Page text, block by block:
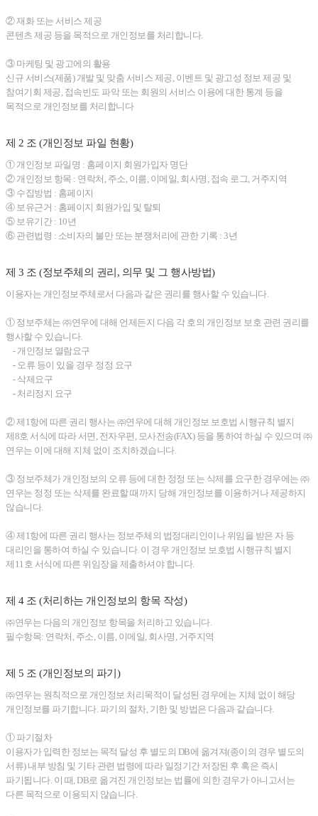
② 재화 또는 서비스 제공
콘텐츠 제공 등을 목적으로 개인정보를 처리합니다.
③ 마케팅 및 광고에의 활용
신규 서비스(제품) 개발 및 맞춤 서비스 제공, 이벤트 및 광고성 정보 제공 및
참여기회 제공, 접속빈도 파악 또는 회원의 서비스 이용에 대한 통계 등을
목적으로 개인정보를 처리합니다
제 2 조 (개인정보 파일 현황)
① 개인정보 파일명 : 홈페이지 회원가입자 명단
② 개인정보 항목 : 연락처, 주소, 이름, 이메일, 회사명, 접속 로그, 거주지역
③ 수집방법 : 홈페이지
④ 보유근거 : 홈페이지 회원가입 및 탈퇴
⑤ 보유기간 : 10년
⑥ 관련법령 : 소비자의 불만 또는 분쟁처리에 관한 기록 : 3년
제 3 조 (정보주체의 권리, 의무 및 그 행사방법)
이용자는 개인정보주체로서 다음과 같은 권리를 행사할 수 있습니다.
① 정보주체는 ㈜연우에 대해 언제든지 다음 각 호의 개인정보 보호 관련 권리를
행사할 수 있습니다.
- 개인정보 열람요구
- 오류 등이 있을 경우 정정 요구
- 삭제요구
- 처리정지 요구
② 제1항에 따른 권리 행사는 ㈜연우에 대해 개인정보 보호법 시행규칙 별지
제8호 서식에 따라 서면, 전자우편, 모사전송(FAX) 등을 통하여 하실 수 있으며 ㈜
연우는 이에 대해 지체 없이 조치하겠습니다.
③ 정보주체가 개인정보의 오류 등에 대한 정정 또는 삭제를 요구한 경우에는 ㈜
연우는 정정 또는 삭제를 완료할 때까지 당해 개인정보를 이용하거나 제공하지
않습니다.
④ 제1항에 따른 권리 행사는 정보주체의 법정대리인이나 위임을 받은 자 등
대리인을 통하여 하실 수 있습니다. 이 경우 개인정보 보호법 시행규칙 별지
제11호 서식에 따른 위임장을 제출하셔야 합니다.
제 4 조 (처리하는 개인정보의 항목 작성)
㈜연우는 다음의 개인정보 항목을 처리하고 있습니다.
필수항목: 연락처, 주소, 이름, 이메일, 회사명, 거주지역
제 5 조 (개인정보의 파기)
㈜연우는 원칙적으로 개인정보 처리목적이 달성된 경우에는 지체 없이 해당
개인정보를 파기합니다. 파기의 절차, 기한 및 방법은 다음과 같습니다.
① 파기절차
이용자가 입력한 정보는 목적 달성 후 별도의 DB에 옮겨져(종이의 경우 별도의
서류) 내부 방침 및 기타 관련 법령에 따라 일정기간 저장된 후 혹은 즉시
파기됩니다. 이 때, DB로 옮겨진 개인정보는 법률에 의한 경우가 아니고서는
다른 목적으로 이용되지 않습니다.